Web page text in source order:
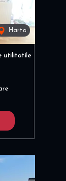
Harta
utilitatile